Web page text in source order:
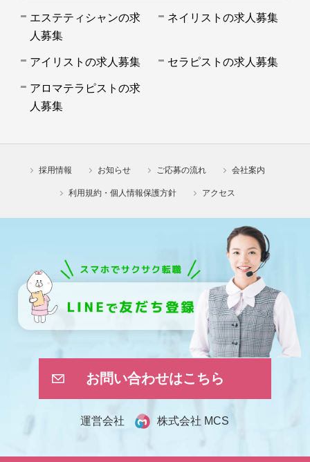
エステティシャンの求
人募集
ネイリストの求人募集
アイリストの求人募集 セラピストの求人募集
アロマテラピストの求
人募集
採用情報 お知らせ ご応募の流れ 会社案内
利用規約・個人情報保護方針 アクセス
お問い合わせはこちら
運営会社 株式会社 MCS